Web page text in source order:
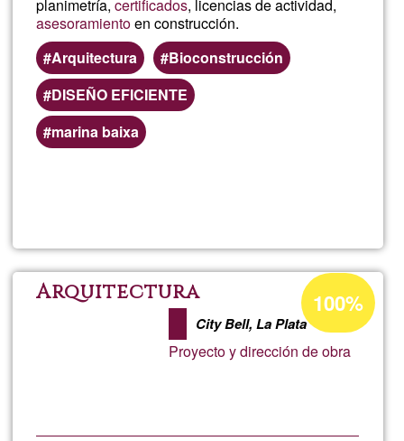
planimetría,certificados, licencias de actividad,
asesoramientoen construcción.
Arquitectura
Bioconstrucción
DISEÑO EFICIENTE
marina baixa
Arquitectura
City Bell, La Plata
Proyecto y dirección de obra
Porcentaje
de
aceptación
de
100%